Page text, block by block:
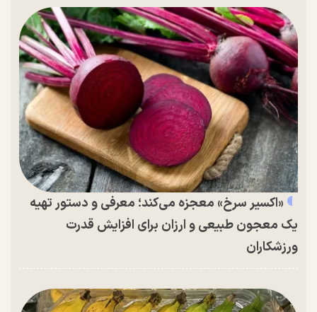
«اکسیر سرخ» معجزه می‌کند؛ معرفی و دستور تهیه
یک معجون طبیعی و ارزان برای افزایش قدرت
ورزشکاران